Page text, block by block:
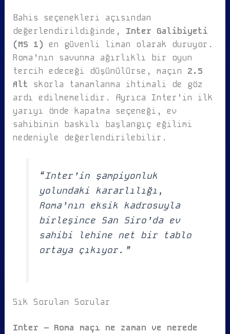
Bahis seçenekleri açısından
değerlendirildiğinde, Inter Galibiyeti
(MS 1) en güvenli liman olarak duruyor.
Roma’nın savunma ağırlıklı bir oyun
tercih edeceği düşünülürse, maçın 2.5
Alt skorla tamamlanma ihtimali de göz
ardı edilmemelidir. Ayrıca Inter’in ilk
yarıyı önde kapatma seçeneği, ev
sahibinin baskılı başlangıç eğilimi
nedeniyle değerlendirilebilir.
“Inter’in şampiyonluk
yolundaki kararlılığı,
Roma’nın eksik kadrosuyla
birleşince San Siro’da ev
sahibi lehine net bir tablo
ortaya çıkıyor.”
Sık Sorulan Sorular
Inter – Roma maçı ne zaman ve nerede